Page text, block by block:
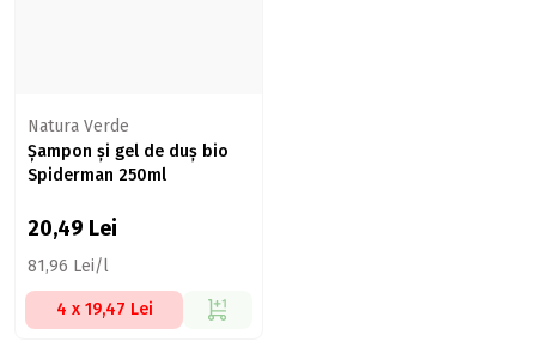
Natura Verde
Șampon și gel de duș bio
Spiderman 250ml
20,49 Lei
81,96 Lei/l
4 x 19,47 Lei